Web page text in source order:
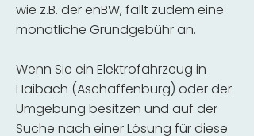
wie z.B. der enBW, fällt zudem eine
monatliche Grundgebühr an.
Wenn Sie ein Elektrofahrzeug in
Haibach (Aschaffenburg) oder der
Umgebung besitzen und auf der
Suche nach einer Lösung für diese